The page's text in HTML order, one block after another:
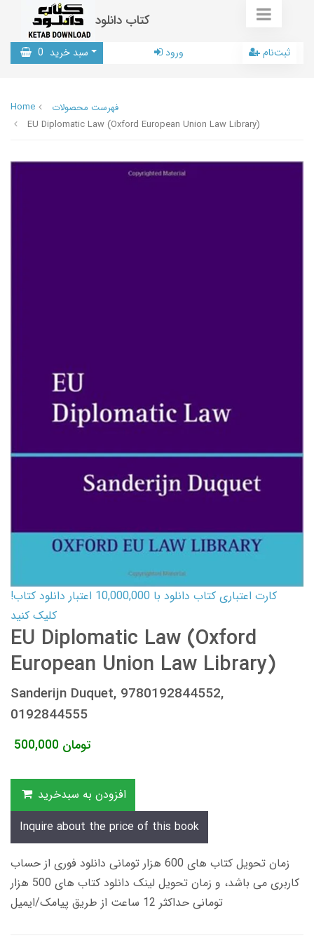
کتاب دانلود
سبد خرید 0 ورود ثبت‌نام
Home
فهرست محصولات
EU Diplomatic Law (Oxford European Union Law Library)
کارت اعتباری کتاب دانلود با 10,000,000 اعتبار دانلود کتاب!
کلیک کنید
EU Diplomatic Law (Oxford
European Union Law Library)
Sanderijn Duquet, 9780192844552,
0192844555
500,000 تومان
افزودن به سبدخرید
Inquire about the price of this book
زمان تحویل کتاب های 600 هزار تومانی دانلود فوری از حساب
کاربری می باشد، و زمان تحویل لینک دانلود کتاب های 500 هزار
تومانی حداکثر 12 ساعت از طریق پیامک/ایمیل